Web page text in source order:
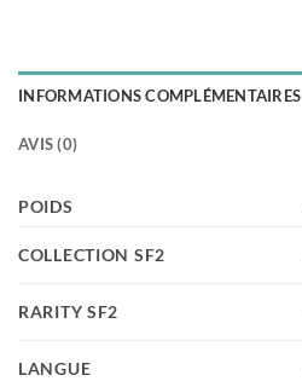
INFORMATIONS COMPLÉMENTAIRES
AVIS (0)
POIDS
COLLECTION SF2
RARITY SF2
LANGUE